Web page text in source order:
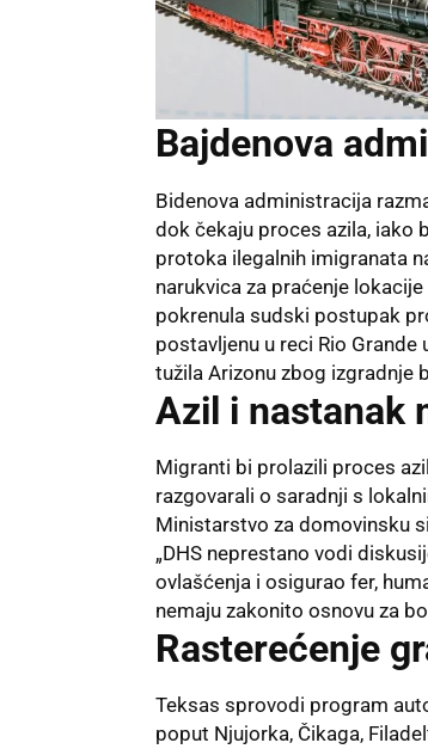
Bajdenova
Bidenova administracija
dok čekaju proces azila, iako
protoka ilegalnih imigranata
narukvica za praćenje
pokrenula sudski postupak
postavljenu u reci Rio
tužila Arizonu zbog izgradnje
Azil i nastanak
Migranti bi prolazili proces
razgovarali o saradnji s
Ministarstvo za domovinsku
„DHS neprestano vodi
ovlašćenja i osigurao fer,
nemaju zakonito osnovu za
Rasterećenje
Teksas sprovodi program
poput Njujorka, Čikaga,